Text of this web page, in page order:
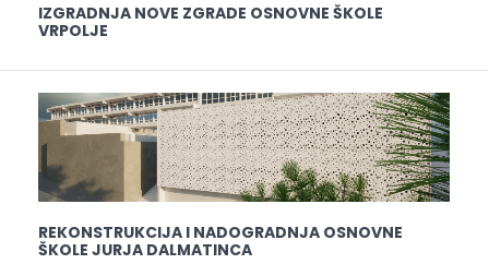
IZGRADNJA NOVE ZGRADE OSNOVNE ŠKOLE
VRPOLJE
REKONSTRUKCIJA I NADOGRADNJA OSNOVNE
ŠKOLE JURJA DALMATINCA